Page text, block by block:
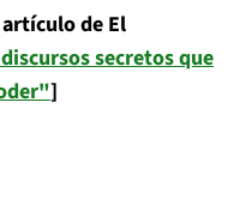
de El
secretos que
]